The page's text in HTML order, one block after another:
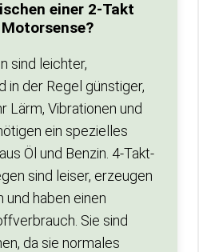
einer 2-Takt
sind leichter,
in der Regel günstiger,
Lärm, Vibrationen und
ein spezielles
Öl und Benzin. 4-Takt-
sind leiser, erzeugen
und haben einen
Sie sind
da sie normales